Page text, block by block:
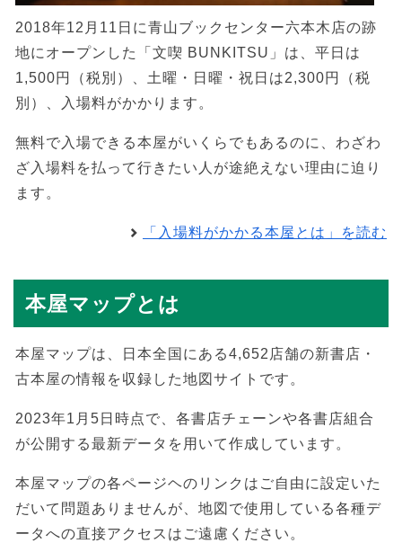
2018年12月11日に青山ブックセンター六本木店の跡
地にオープンした「文喫 BUNKITSU」は、平日は
1,500円（税別）、土曜・日曜・祝日は2,300円（税
別）、入場料がかかります。
無料で入場できる本屋がいくらでもあるのに、わざわ
ざ入場料を払って行きたい人が途絶えない理由に迫り
ます。
「入場料がかかる本屋とは」を読む
本屋マップとは
本屋マップは、日本全国にある4,652店舗の新書店・
古本屋の情報を収録した地図サイトです。
2023年1月5日時点で、各書店チェーンや各書店組合
が公開する最新データを用いて作成しています。
本屋マップの各ページヘのリンクはご自由に設定いた
だいて問題ありませんが、地図で使用している各種デ
ータへの直接アクセスはご遠慮ください。